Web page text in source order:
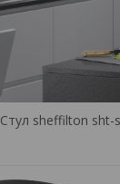
Стул sheffilton sht-